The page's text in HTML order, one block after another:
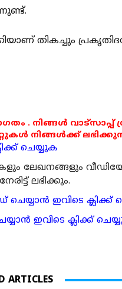
തികച്ചും
. നിങ്ങൾ വാട്സാപ്പ്
നിങ്ങൾക്ക്
ചെയ്യുക
ലേഖനങ്ങളും
ലഭിക്കും.
ഇവിടെ ക്ലിക്ക്
ഇവിടെ ക്ലിക്ക്
ARTICLES